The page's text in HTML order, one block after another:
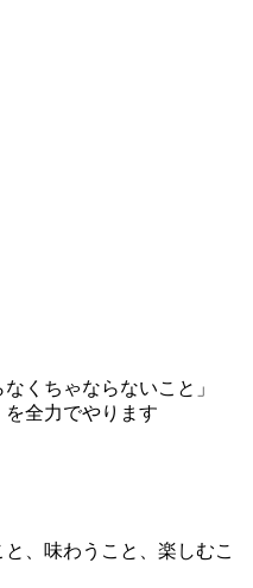
くちゃならないこと」
全力でやります
、味わうこと、楽しむこ